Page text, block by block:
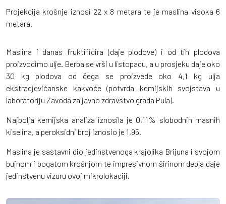
Projekcija krošnje iznosi 22 x 8 metara te je maslina visoka 6
metara.
Maslina i danas fruktificira (daje plodove) i od tih plodova
proizvodimo ulje. Berba se vrši u listopadu, a u prosjeku daje oko
30 kg plodova od čega se proizvede oko 4,1 kg ulja
ekstradjevičanske kakvoće (potvrda kemijskih svojstava u
laboratoriju Zavoda za javno zdravstvo grada Pula).
Najbolja kemijska analiza iznosila je 0,11% slobodnih masnih
kiselina, a peroksidni broj iznosio je 1,95.
Maslina je sastavni dio jedinstvenoga krajolika Brijuna i svojom
bujnom i bogatom krošnjom te impresivnom širinom debla daje
jedinstvenu vizuru ovoj mikrolokaciji.